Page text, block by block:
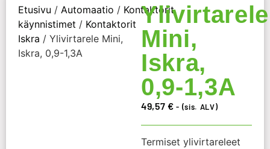
Etusivu / Automaatio / Kontaktorit,
käynnistimet / Kontaktorit
Iskra / Ylivirtarele Mini,
Iskra, 0,9-1,3A
Ylivirtarele
Mini,
Iskra,
0,9-1,3A
49,57 € - (sis. ALV)
Termiset ylivirtareleet